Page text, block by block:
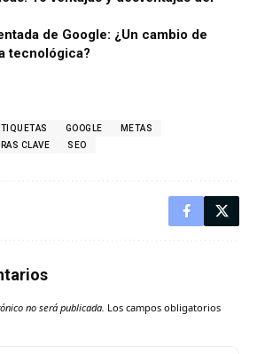
de Google: ¿Un cambio de
tecnológica?
GOOGLE
METAS
CLAVE SEO
no será publicada. Los campos obligatorios